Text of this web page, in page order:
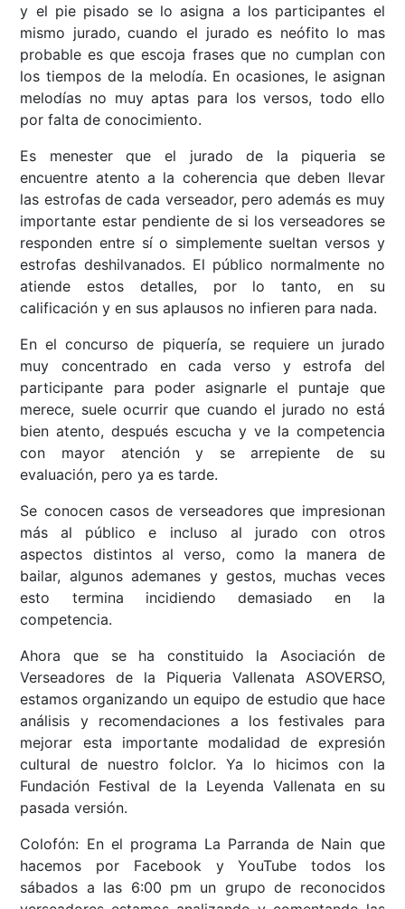
y el pie pisado se lo asigna a los participantes el
mismo jurado, cuando el jurado es neófito lo mas
probable es que escoja frases que no cumplan con
los tiempos de la melodía. En ocasiones, le asignan
melodías no muy aptas para los versos, todo ello
por falta de conocimiento.
Es menester que el jurado de la piqueria se
encuentre atento a la coherencia que deben llevar
las estrofas de cada verseador, pero además es muy
importante estar pendiente de si los verseadores se
responden entre sí o simplemente sueltan versos y
estrofas deshilvanados. El público normalmente no
atiende estos detalles, por lo tanto, en su
calificación y en sus aplausos no infieren para nada.
En el concurso de piquería, se requiere un jurado
muy concentrado en cada verso y estrofa del
participante para poder asignarle el puntaje que
merece, suele ocurrir que cuando el jurado no está
bien atento, después escucha y ve la competencia
con mayor atención y se arrepiente de su
evaluación, pero ya es tarde.
Se conocen casos de verseadores que impresionan
más al público e incluso al jurado con otros
aspectos distintos al verso, como la manera de
bailar, algunos ademanes y gestos, muchas veces
esto termina incidiendo demasiado en la
competencia.
Ahora que se ha constituido la Asociación de
Verseadores de la Piqueria Vallenata ASOVERSO,
estamos organizando un equipo de estudio que hace
análisis y recomendaciones a los festivales para
mejorar esta importante modalidad de expresión
cultural de nuestro folclor. Ya lo hicimos con la
Fundación Festival de la Leyenda Vallenata en su
pasada versión.
Colofón: En el programa La Parranda de Nain que
hacemos por Facebook y YouTube todos los
sábados a las 6:00 pm un grupo de reconocidos